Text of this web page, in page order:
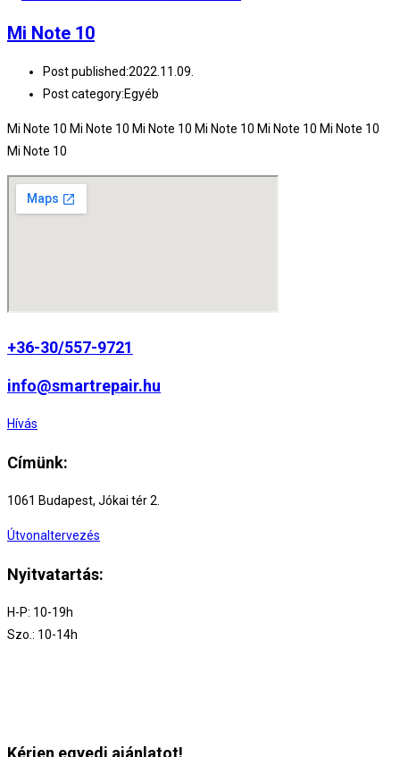
Mi Note 10
Post published:2022.11.09.
Post category:Egyéb
Mi Note 10 Mi Note 10 Mi Note 10 Mi Note 10 Mi Note 10 Mi Note 10
Mi Note 10
+36-30/557-9721
info@smartrepair.hu
Hívás
Címünk:
1061 Budapest, Jókai tér 2.
Útvonaltervezés
Nyitvatartás:
H-P: 10-19h
Szo.: 10-14h
Kérjen egyedi ajánlatot!